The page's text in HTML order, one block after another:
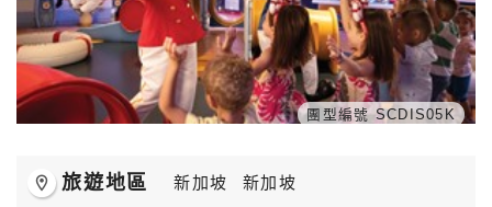
團型編號 SCDIS05K
room 旅遊地區 新加坡 新加坡